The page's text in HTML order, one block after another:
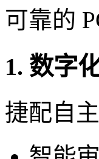
可靠的
1. 数字
捷配自